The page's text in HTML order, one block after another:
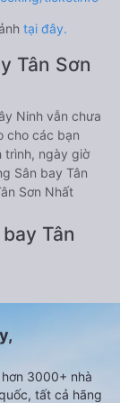
tại đây.
Tân Sơn
Ninh vẫn chưa
cho các bạn
trình, ngày giờ
Sân bay Tân
Sơn Nhất
Tân
3000+ nhà
tất cả hãng